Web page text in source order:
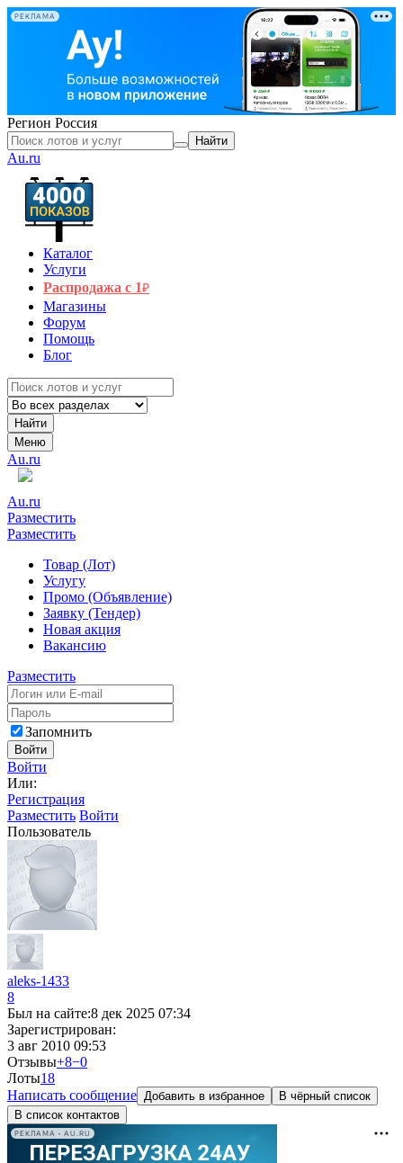
РЕКЛАМА
Регион Россия
Найти
Au.ru
Каталог
Услуги
Распродажа с 1₽
Магазины
Форум
Помощь
Блог
Найти
Меню
Au.ru
Au.ru
Разместить
Разместить
Товар (Лот)
Услугу
Промо (Объявление)
Заявку (Тендер)
Новая акция
Вакансию
Разместить
Запомнить
Войти
Войти
Или:
Регистрация
Разместить Войти
Пользователь
aleks-1433
8
Был на сайте:8 дек 2025 07:34
Зарегистрирован:
3 авг 2010 09:53
Отзывы+8−0
Лоты18
Написать сообщение Добавить в избранное
В чёрный список
В список контактов
РЕКЛАМА • AU.RU